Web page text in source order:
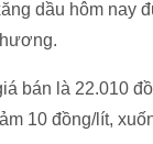
dầu hôm nay
bán là 22.010
10 đồng/lít,